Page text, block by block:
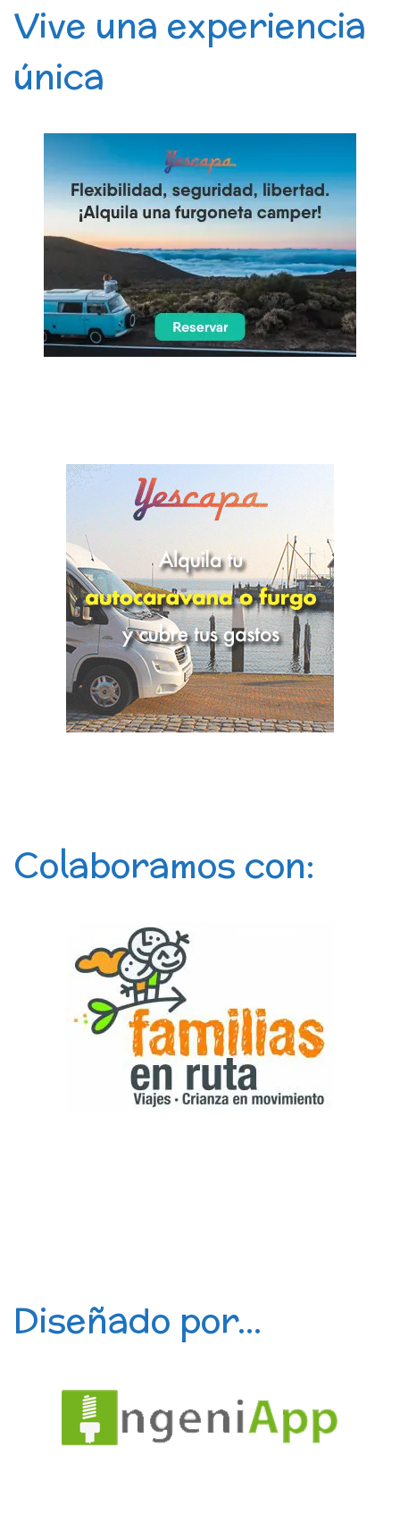
Vive una experiencia
única
Colaboramos con:
Diseñado por...